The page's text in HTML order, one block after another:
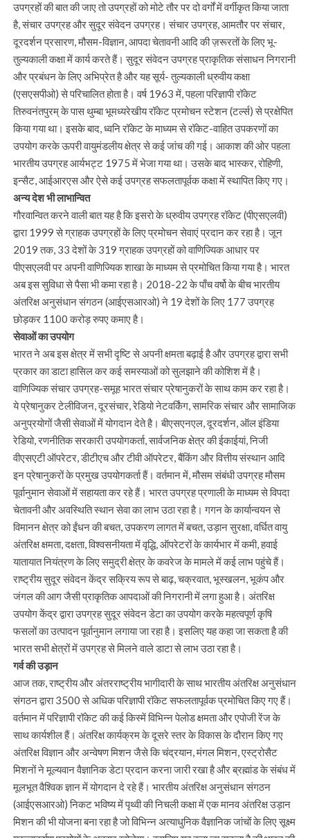
उपग्रहों की बात की जाए तो उपग्रहों को मोटे तौर पर दो वर्गों में वर्गीकृत किया जाता
है, संचार उपग्रह और सुदूर संवेदन उपग्रह। संचार उपग्रह, आमतौर पर संचार,
दूरदर्शन प्रसारण, मौसम-विज्ञान, आपदा चेतावनी आदि की ज़रूरतों के लिए भू-
तुल्यकाली कक्षा में कार्य करते हैं। सुदूर संवेदन उपग्रह प्राकृतिक संसाधन निगरानी
और प्रबंधन के लिए अभिप्रेत है और यह सूर्य- तुल्यकाली ध्रुवीय कक्षा
(एसएसपीओ) से परिचालित होता है। वर्ष 1963 में, पहला परिज्ञापी रॉकेट
तिरुवनंतपुरम् के पास थुम्बा भूमध्यरेखीय रॉकेट प्रमोचन स्टेशन (टर्ल्स) से प्रक्षेपित
किया गया था। इसके बाद, ध्वनि रॉकेट के माध्यम से रॉकेट-वाहित उपकरणों का
उपयोग करके ऊपरी वायुमंडलीय क्षेत्र से कई जांच की गई। आकाश की ओर पहला
भारतीय उपग्रह आर्यभट्ट 1975 में भेजा गया था। उसके बाद भास्कर, रोहिणी,
इन्सैट, आईआरएस और ऐसे कई उपग्रह सफलतापूर्वक कक्षा में स्थापित किए गए।
अन्य देश भी लाभान्वित
गौरवान्वित करने वाली बात यह है कि इसरो के ध्रुवीय उपग्रह रॉकेट (पीएसएलवी)
द्वारा 1999 से ग्राहक उपग्रहों के लिए प्रमोचन सेवाएं प्रदान कर रहा है। जून
2019 तक, 33 देशों के 319 ग्राहक उपग्रहों को वाणिज्यिक आधार पर
पीएसएलवी पर अपनी वाणिज्यिक शाखा के माध्यम से प्रमोचित किया गया है। भारत
अब इस सुविधा से पैसा भी कमा रहा है। 2018-22 के पाँच वर्षो के बीच भारतीय
अंतरिक्ष अनुसंधान संगठन (आईएसआरओ) ने 19 देशों के लिए 177 उपग्रह
छोड़कर 1100 करोड़ रुपए कमाए है।
सेवाओं का उपयोग
भारत ने अब इस क्षेत्र में सभी दृष्टि से अपनी क्षमता बढ़ाई है और उपग्रह द्वारा सभी
प्रकार का डाटा हासिल कर कई समस्याओं को सुलझाने की कोशिश में है।
वाणिज्यिक संचार उपग्रह-समूह भारत संचार प्रेषानुकरों के साथ काम कर रहा है।
ये प्रेषानुकर टेलीविजन, दूरसंचार, रेडियो नेटवर्किंग, सामरिक संचार और सामाजिक
अनुप्रयोगों जैसी सेवाओं में योगदान देते है। बीएसएनएल, दूरदर्शन, ऑल इंडिया
रेडियो, रणनीतिक सरकारी उपयोगकर्ता, सार्वजनिक क्षेत्र की ईकाईयां, निजी
वीएसएटी ऑपरेटर, डीटीएच और टीवी ऑपरेटर, बैंकिंग और वित्तीय संस्थान आदि
इन प्रेषानुकरों के प्रमुख उपयोगकर्ता हैं। वर्तमान में, मौसम संबंधी उपग्रह मौसम
पूर्वानुमान सेवाओं में सहायता कर रहे हैं। भारत उपग्रह प्रणाली के माध्यम से विपदा
चेतावनी और अवस्थिति स्थान सेवा का लाभ उठा रहा है। गगन के कार्यान्वयन से
विमानन क्षेत्र को ईंधन की बचत, उपकरण लागत में बचत, उड़ान सुरक्षा, वर्धित वायु
अंतरिक्ष क्षमता, दक्षता, विश्वसनीयता में वृद्धि, ऑपरेटरों के कार्यभार में कमी, हवाई
यातायात नियंत्रण के लिए समुद्री क्षेत्र के कवरेज के मामले में कई लाभ पहुंचे हैं।
राष्ट्रीय सुदूर संवेदन केंद्र सक्रिय रूप से बाढ़, चक्रवात, भूस्खलन, भूकंप और
जंगल की आग जैसी प्राकृतिक आपदाओं की निगरानी में लगा हुआ है। अंतरिक्ष
उपयोग केंद्र द्वारा उपग्रह सुदूर संवेदन डेटा का उपयोग करके महत्वपूर्ण कृषि
फसलों का उत्पादन पूर्वानुमान लगाया जा रहा है। इसलिए यह कहा जा सकता है की
भारत सभी क्षेत्रों में उपग्रह से मिलने वाले डाटा से लाभ उठा रहा है।
गर्व की उड़ान
आज तक, राष्ट्रीय और अंतरराष्ट्रीय भागीदारी के साथ भारतीय अंतरिक्ष अनुसंधान
संगठन द्वारा 3500 से अधिक परिज्ञापी रॉकेट सफलतापूर्वक प्रमोचित किए गए हैं।
वर्तमान में परिज्ञापी रॉकेट की कई किस्में विभिन्न पेलोड क्षमता और एपोजी रेंज के
साथ कार्यशील हैं। अंतरिक्ष कार्यक्रम के दूसरे स्तर के विकास के दौरान किए गए
अंतरिक्ष विज्ञान और अन्वेषण मिशन जैसे कि चंद्रयान, मंगल मिशन, एस्ट्रोसैट
मिशनों ने मूल्यवान वैज्ञानिक डेटा प्रदान करना जारी रखा है और ब्रह्मांड के संबंध में
मूलभूत वैश्विक ज्ञान में योगदान दे रहे हैं। भारतीय अंतरिक्ष अनुसंधान संगठन
(आईएसआरओ) निकट भविष्य में पृथ्वी की निचली कक्षा में एक मानव अंतरिक्ष उड़ान
मिशन की भी योजना बना रहा है जो विभिन्न अत्याधुनिक वैज्ञानिक जांचों के लिए सूक्ष्म